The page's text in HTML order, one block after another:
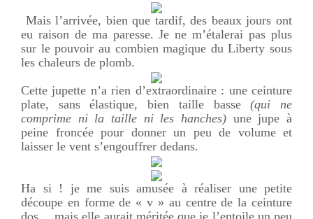
Mais l’arrivée, bien que tardif, des beaux jours ont
eu raison de ma paresse. Je ne m’étalerai pas plus
sur le pouvoir au combien magique du Liberty sous
les chaleurs de plomb.
Cette jupette n’a rien d’extraordinaire : une ceinture
plate, sans élastique, bien taille basse(qui ne
comprime ni la taille ni les hanches) une jupe à
peine froncée pour donner un peu de volume et
laisser le vent s’engouffrer dedans.
Ha si ! je me suis amusée à réaliser une petite
découpe en forme de « v » au centre de la ceinture
dos… mais elle aurait méritée que je l’entoile un peu